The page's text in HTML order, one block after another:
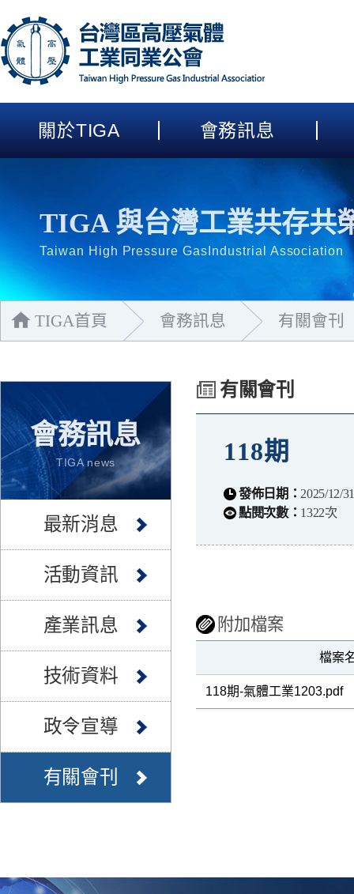
關於TIGA 會務訊息
TIGA 與台灣工業共存共
Taiwan High Pressure GasIndustrial Association
TIGA首頁 會務訊息 有關會刊
會務訊息
TIGA news
最新消息
活動資訊
產業訊息
技術資料
政令宣導
有關會刊
有關會刊
118期
發佈日期：2025/12/
點閱次數： 1322次
附加檔案
檔案
118期-氣體工業1203.pdf